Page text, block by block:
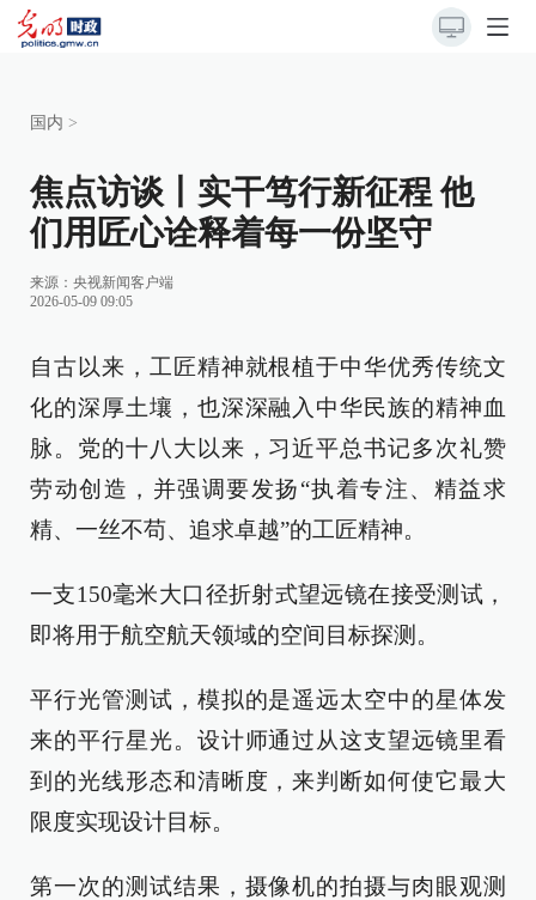
国内 >
焦点访谈丨实干笃行新征程 他
们用匠心诠释着每一份坚守
来源： 央视新闻客户端
2026-05-09 09:05
自古以来，工匠精神就根植于中华优秀传统文
化的深厚土壤，也深深融入中华民族的精神血
脉。党的十八大以来，习近平总书记多次礼赞
劳动创造，并强调要发扬“执着专注、精益求
精、一丝不苟、追求卓越”的工匠精神。
一支150毫米大口径折射式望远镜在接受测试，
即将用于航空航天领域的空间目标探测。
平行光管测试，模拟的是遥远太空中的星体发
来的平行星光。设计师通过从这支望远镜里看
到的光线形态和清晰度，来判断如何使它最大
限度实现设计目标。
第一次的测试结果，摄像机的拍摄与肉眼观测